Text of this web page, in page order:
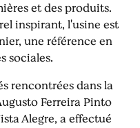
et des produits.
inspirant, l'usine est
une référence en
sociales.
rencontrées dans la
Ferreira Pinto
Alegre, a effectué